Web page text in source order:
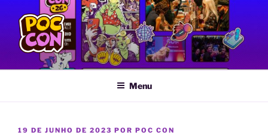
conteúdo
POC CON
Feira LGBTQIA+ de Quadrinhos e Artes Gráficas
Menu
PUBLICADO
19 DE JUNHO DE 2023 POR POC CON